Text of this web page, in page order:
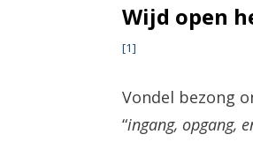
Wijd open
[1]
Vondel bezong
“ingang, opgang,